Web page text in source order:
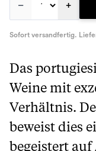
– +
Sofort versandfertig.
Das
Weine mit
Verhältnis.
beweist dies
begeistert auf